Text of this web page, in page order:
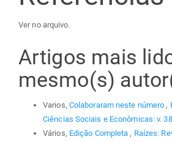
Ver no arquivo.
Artigos mais
mesmo(s)
Varios, Colaboraram neste número,
Ciências Sociais e Econômicas: v.
Vários, Edição Completa, Raízes: